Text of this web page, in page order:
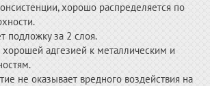
хорошо распределяется по
подложку за 2 слоя.
адгезией к металлическим и
не оказывает вредного воздействия на